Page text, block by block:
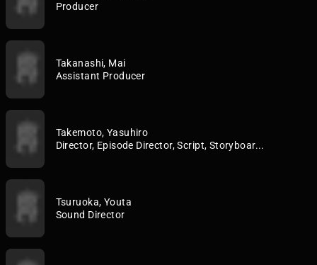
Producer
Takanashi, Mai
Assistant Producer
Takemoto, Yasuhiro
Director, Episode Director, Script, Storyboar...
Tsuruoka, Youta
Sound Director